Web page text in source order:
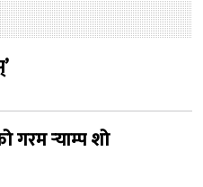
र्‍याम्प शो